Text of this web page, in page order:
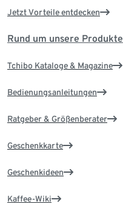
Jetzt Vorteile entdecken
Rund um unsere Produkte
Tchibo Kataloge & Magazine
Bedienungsanleitungen
Ratgeber & Größenberater
Geschenkkarte
Geschenkideen
Kaffee-Wiki